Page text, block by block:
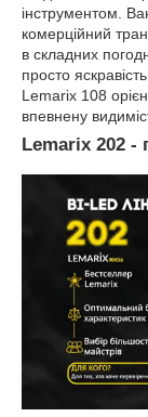
інструментом.
комерційний
в складних
просто
Lemarix 108
впевнену
Lemarix 202 -